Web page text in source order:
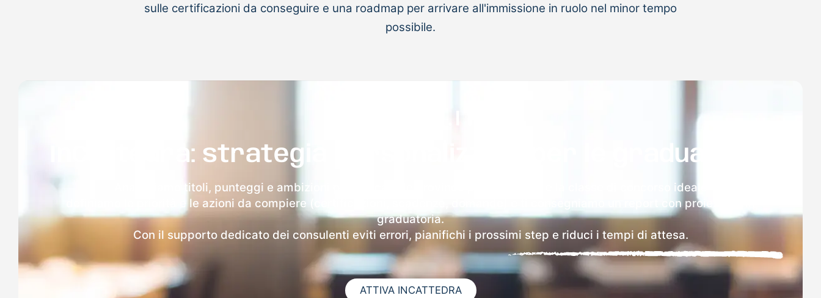
sulle certificazioni da conseguire e una roadmap per arrivare all'immissione in ruolo nel minor tempo
possibile.
InCattedra: strategia personalizzata per le graduatorie
Analizziamo titoli, punteggi e ambizioni per indicarti le province più favorevoli e la classe di concorso ideale
definiamo le priorità e le azioni da compiere (certificazioni, scadenze, domande) e ti consegniamo un report con proiezione in
graduatoria.
Con il supporto dedicato dei consulenti eviti errori, pianifichi i prossimi step e riduci i tempi di attesa.
ATTIVA INCATTEDRA